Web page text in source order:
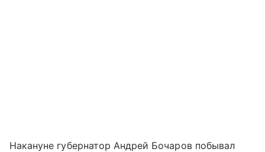
Накануне губернатор Андрей Бочаров побывал